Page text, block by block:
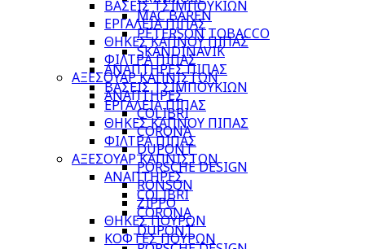
ΒΑΣΕΙΣ ΤΣΙΜΠΟΥΚΙΩΝ
ΕΡΓΑΛΕΙΑ ΠΙΠΑΣ
ΘΗΚΕΣ ΚΑΠΝΟΥ ΠΙΠΑΣ
ΦΙΛΤΡΑ ΠΙΠΑΣ
ΑΞΕΣΟΥΑΡ ΚΑΠΝΙΣΤΩΝ
ΑΝΑΠΤΗΡΕΣ
COLIBRI
CORONA
DUPONT
PORSCHE DESIGN
RONSON
ZIPPO
ΘΗΚΕΣ ΠΟΥΡΩΝ
ΚΟΦΤΕΣ ΠΟΥΡΩΝ
MAC BAREN
PETERSON TOBACCO
SKANDINAVIK
ΑΝΑΠΤΗΡΕΣ ΠΙΠΑΣ
ΒΑΣΕΙΣ ΤΣΙΜΠΟΥΚΙΩΝ
ΕΡΓΑΛΕΙΑ ΠΙΠΑΣ
ΘΗΚΕΣ ΚΑΠΝΟΥ ΠΙΠΑΣ
ΦΙΛΤΡΑ ΠΙΠΑΣ
ΑΞΕΣΟΥΑΡ ΚΑΠΝΙΣΤΩΝ
ΑΝΑΠΤΗΡΕΣ
COLIBRI
CORONA
DUPONT